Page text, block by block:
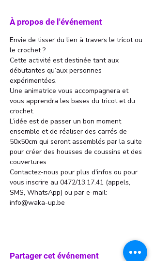
À propos de l'événement
Envie de tisser du lien à travers le tricot ou
le crochet ?
Cette activité est destinée tant aux
débutantes qu’aux personnes
expérimentées.
Une animatrice vous accompagnera et
vous apprendra les bases du tricot et du
crochet.
L’idée est de passer un bon moment
ensemble et de réaliser des carrés de
50x50cm qui seront assemblés par la suite
pour créer des housses de coussins et des
couvertures
Contactez-nous pour plus d'infos ou pour
vous inscrire au 0472/13.17.41 (appels,
SMS, WhatsApp) ou par e-mail:
info@waka-up.be
Partager cet événement